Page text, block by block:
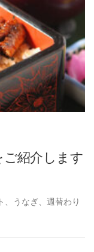
紹介します
、うなぎ、週替わり